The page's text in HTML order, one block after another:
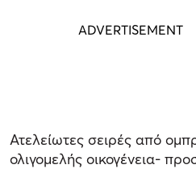
Ατελείωτες σειρές από
ολιγομελής οικογένεια-